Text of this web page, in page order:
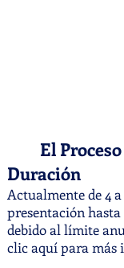
El
Duración
Actualmente de 4 a
presentación
debido al límite
clic aquí para más